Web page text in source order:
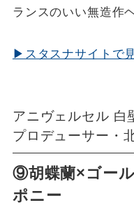
ランスのいい無造作
▶スタスナサイトで
アニヴェルセル 白
プロデューサー・
⑨胡蝶蘭×ゴー
ポニー